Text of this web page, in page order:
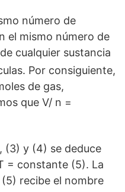
número de
el mismo número de
cualquier sustancia
Por consiguiente,
de gas,
que V/ n =
(3) y (4) se deduce
= constante (5). La
recibe el nombre